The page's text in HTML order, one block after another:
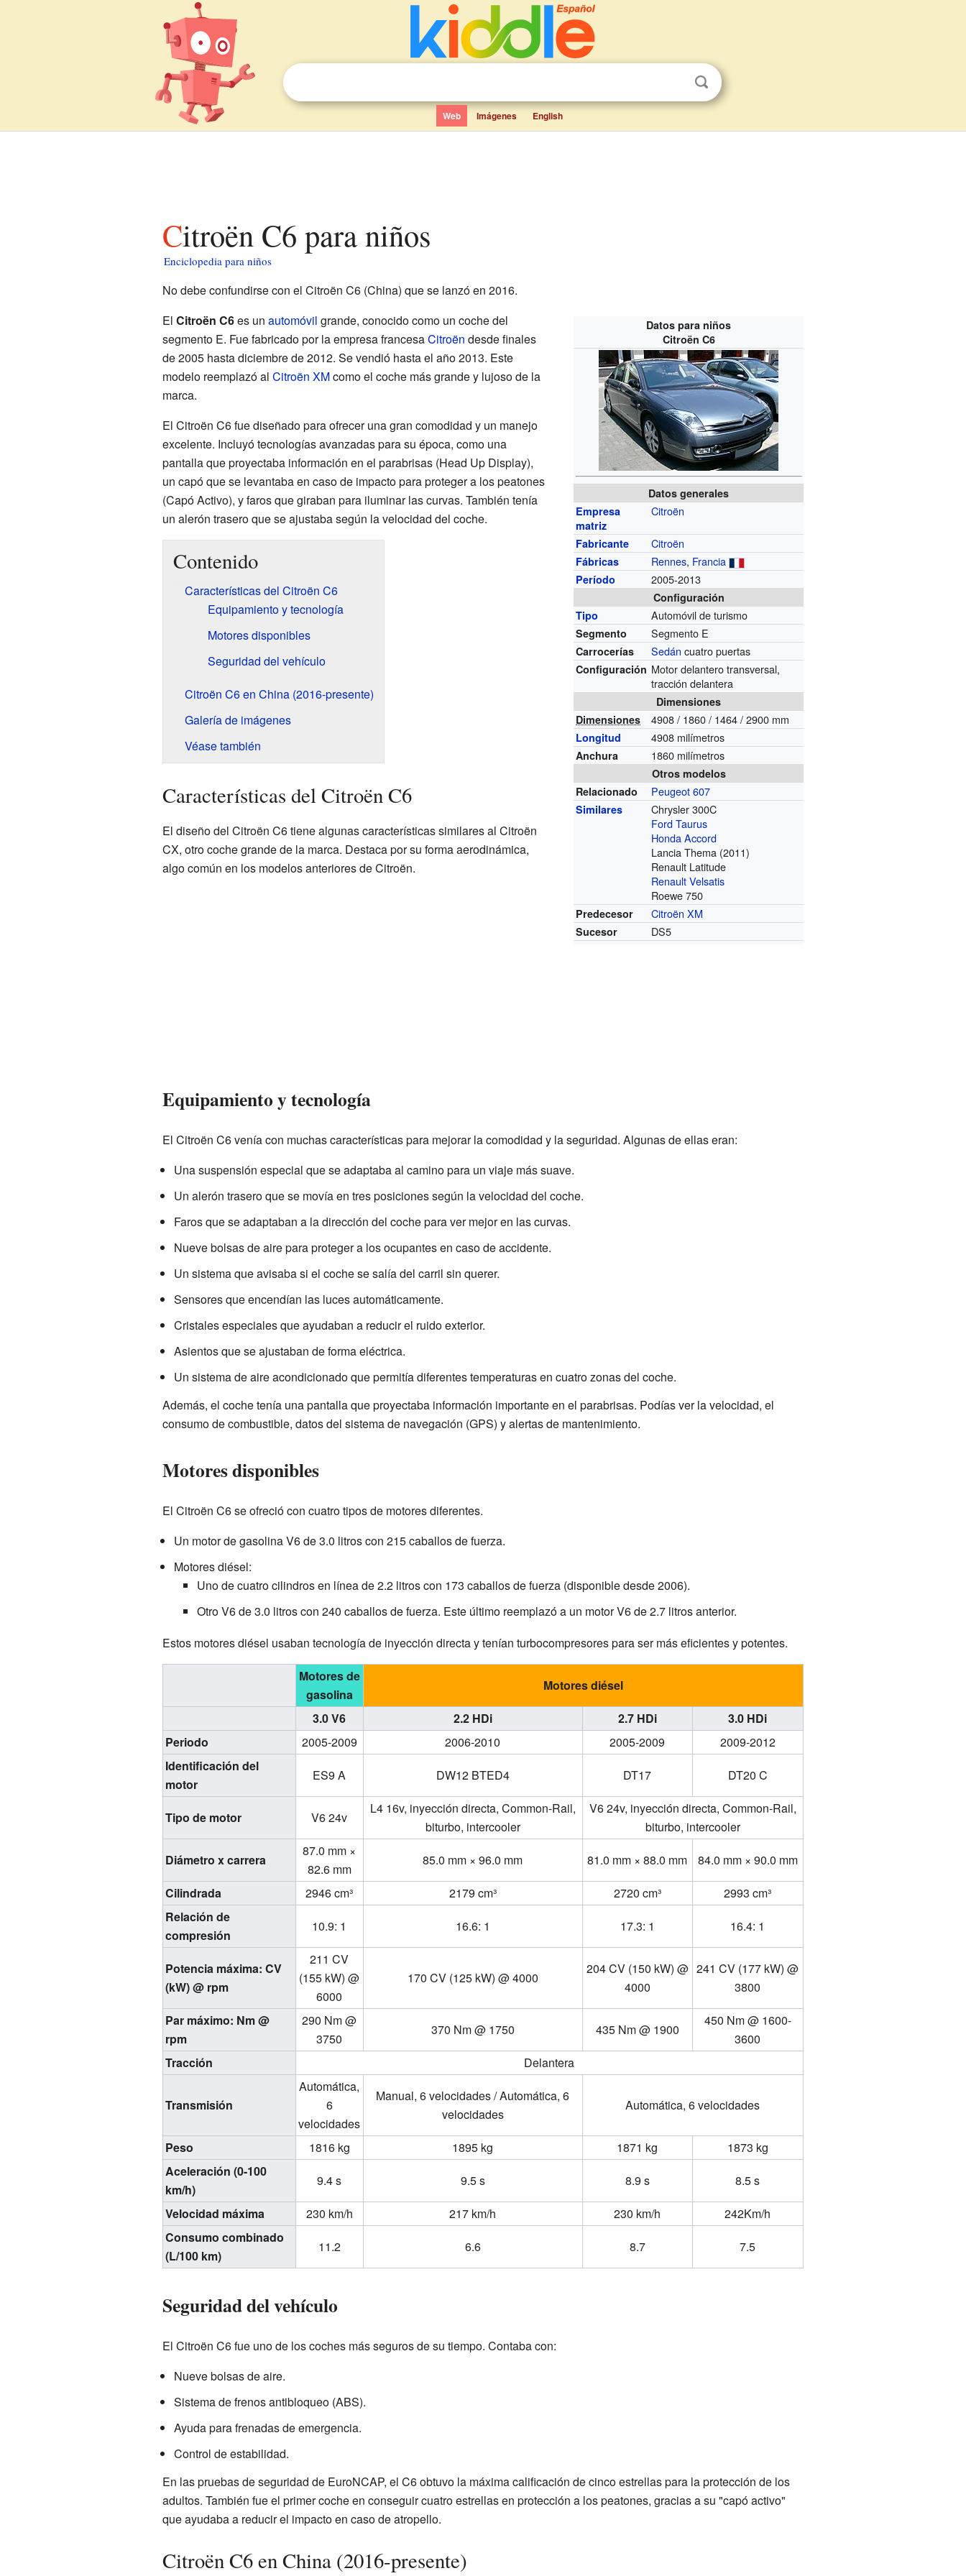
Web Imágenes English
Citroën C6 para niños
Enciclopedia para niños
No debe confundirse con el Citroën C6 (China) que se lanzó en 2016.
Datos para niños
Citroën C6
Datos generales
Empresa
matriz
Citroën
Fabricante Citroën
Fábricas Rennes, Francia
Período 2005-2013
Configuración
Tipo
Automóvil de turismo
Segmento Segmento E
Carrocerías Sedán cuatro puertas
Configuración Motor delantero transversal,
tracción delantera
Dimensiones
Dimensiones
4908 / 1860 / 1464 / 2900 mm
Longitud 4908 milímetros
Anchura 1860 milímetros
Otros modelos
Relacionado
Peugeot 607
Similares
Chrysler 300C
Ford Taurus
Honda Accord
Lancia Thema (2011)
Renault Latitude
Renault Velsatis
Roewe 750
Predecesor Citroën XM
Sucesor DS5
El Citroën C6es un automóvil grande, conocido como un coche del
segmento E. Fue fabricado por la empresa francesaCitroën desde finales
de 2005 hasta diciembre de 2012. Se vendió hasta el año 2013. Este
modelo reemplazó al Citroën XMcomo el coche más grande y lujoso de la
marca.
El Citroën C6 fue diseñado para ofrecer una gran comodidad y un manejo
excelente. Incluyó tecnologías avanzadas para su época, como una
pantalla que proyectaba información en el parabrisas (Head Up Display),
un capó que se levantaba en caso de impacto para proteger a los peatones
(Capó Activo), y faros que giraban para iluminar las curvas. También tenía
un alerón trasero que se ajustaba según la velocidad del coche.
Contenido
Características del Citroën C6
Equipamiento y tecnología
Motores disponibles
Seguridad del vehículo
Citroën C6 en China (2016-presente)
Galería de imágenes
Véase también
Características del Citroën C6
El diseño del Citroën C6 tiene algunas características similares al Citroën
CX, otro coche grande de la marca. Destaca por su forma aerodinámica,
algo común en los modelos anteriores de Citroën.
Equipamiento y tecnología
El Citroën C6 venía con muchas características para mejorar la comodidad y la seguridad. Algunas de ellas eran:
Una suspensión especial que se adaptaba al camino para un viaje más suave.
Un alerón trasero que se movía en tres posiciones según la velocidad del coche.
Faros que se adaptaban a la dirección del coche para ver mejor en las curvas.
Nueve bolsas de aire para proteger a los ocupantes en caso de accidente.
Un sistema que avisaba si el coche se salía del carril sin querer.
Sensores que encendían las luces automáticamente.
Cristales especiales que ayudaban a reducir el ruido exterior.
Asientos que se ajustaban de forma eléctrica.
Un sistema de aire acondicionado que permitía diferentes temperaturas en cuatro zonas del coche.
Además, el coche tenía una pantalla que proyectaba información importante en el parabrisas. Podías ver la velocidad, el
consumo de combustible, datos del sistema de navegación (GPS) y alertas de mantenimiento.
Motores disponibles
El Citroën C6 se ofreció con cuatro tipos de motores diferentes.
Un motor de gasolina V6 de 3.0 litros con 215 caballos de fuerza.
Motores diésel:
Uno de cuatro cilindros en línea de 2.2 litros con 173 caballos de fuerza (disponible desde 2006).
Otro V6 de 3.0 litros con 240 caballos de fuerza. Este último reemplazó a un motor V6 de 2.7 litros anterior.
Estos motores diésel usaban tecnología de inyección directa y tenían turbocompresores para ser más eficientes y potentes.
Motores de
gasolina
Motores diésel
3.0 V6
2.2 HDi 2.7 HDi
3.0 HDi
Periodo
2005-2009 2006-2010 2005-2009
2009-2012
Identificación del
motor
ES9 A DW12 BTED4 DT17 DT20 C
Tipo de motor V6 24v
L4 16v, inyección directa, Common-Rail,
biturbo, intercooler
V6 24v, inyección directa, Common-Rail,
biturbo, intercooler
Diámetro x carrera
87.0 mm ×
82.6 mm
85.0 mm × 96.0 mm 81.0 mm × 88.0 mm
84.0 mm × 90.0 mm
Cilindrada
2946 cm³ 2179 cm³ 2720 cm³
2993 cm³
Relación de
compresión
10.9: 1 16.6: 1 17.3: 1 16.4: 1
Potencia máxima: CV
(kW) @ rpm
211 CV
(155 kW) @
6000
170 CV (125 kW) @ 4000
204 CV (150 kW) @
4000
241 CV (177 kW) @
3800
Par máximo: Nm @
rpm
290 Nm @
3750
370 Nm @ 1750 435 Nm @ 1900
450 Nm @ 1600-
3600
Tracción
Delantera
Transmisión
Automática,
6
velocidades
Manual, 6 velocidades / Automática, 6
velocidades
Automática, 6 velocidades
Peso 1816 kg 1895 kg 1871 kg
1873 kg
Aceleración (0-100
km/h)
9.4 s 9.5 s 8.9 s
8.5 s
Velocidad máxima
230 km/h 217 km/h 230 km/h
242Km/h
Consumo combinado
(L/100 km)
11.2 6.6 8.7 7.5
Seguridad del vehículo
El Citroën C6 fue uno de los coches más seguros de su tiempo. Contaba con:
Nueve bolsas de aire.
Sistema de frenos antibloqueo (ABS).
Ayuda para frenadas de emergencia.
Control de estabilidad.
En las pruebas de seguridad de EuroNCAP, el C6 obtuvo la máxima calificación de cinco estrellas para la protección de los
adultos. También fue el primer coche en conseguir cuatro estrellas en protección a los peatones, gracias a su "capó activo"
que ayudaba a reducir el impacto en caso de atropello.
Citroën C6 en China (2016-presente)